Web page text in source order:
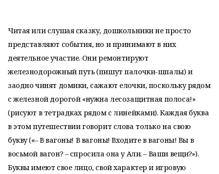
Читая или слушая сказку, дошкольники не просто
представляют события, но и принимают в них
деятельное участие. Они ремонтируют
железнодорожный путь (пишут палочки-шпалы) и
заодно чинят домики, сажают елочки, поскольку рядом
с железной дорогой «нужна лесозащитная полоса!»
(рисуют в тетрадках рядом с линейками). Каждая буква
в этом путешествии говорит слова только на свою
букву («– В вагоны! В вагоны! Входите в вагоны! Вы в
восьмой вагон? – спросила она у Али. – Ваши вещи?»).
Буквы имеют свое лицо, свой характер и игровую